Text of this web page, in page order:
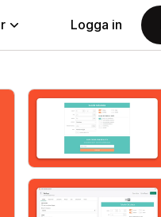
Logga in